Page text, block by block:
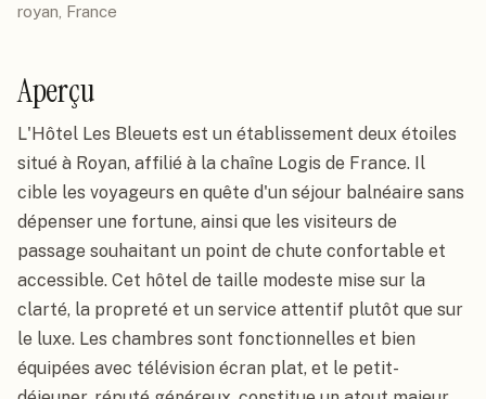
royan, France
Aperçu
L'Hôtel Les Bleuets est un établissement deux étoiles
situé à Royan, affilié à la chaîne Logis de France. Il
cible les voyageurs en quête d'un séjour balnéaire sans
dépenser une fortune, ainsi que les visiteurs de
passage souhaitant un point de chute confortable et
accessible. Cet hôtel de taille modeste mise sur la
clarté, la propreté et un service attentif plutôt que sur
le luxe. Les chambres sont fonctionnelles et bien
équipées avec télévision écran plat, et le petit-